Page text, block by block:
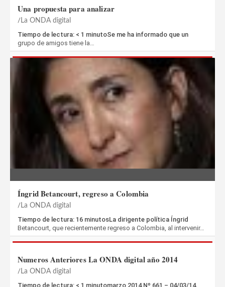
Una propuesta para analizar
La ONDA digital
Tiempo de lectura: < 1 minutoSe me ha informado que un
grupo de amigos tiene la…
Íngrid Betancourt, regreso a Colombia
La ONDA digital
Tiempo de lectura: 16 minutosLa dirigente política Íngrid
Betancourt, que recientemente regreso a Colombia, al intervenir…
Numeros Anteriores La ONDA digital año 2014
La ONDA digital
Tiempo de lectura: < 1 minutomarzo 2014 Nº 661 – 04/03/14